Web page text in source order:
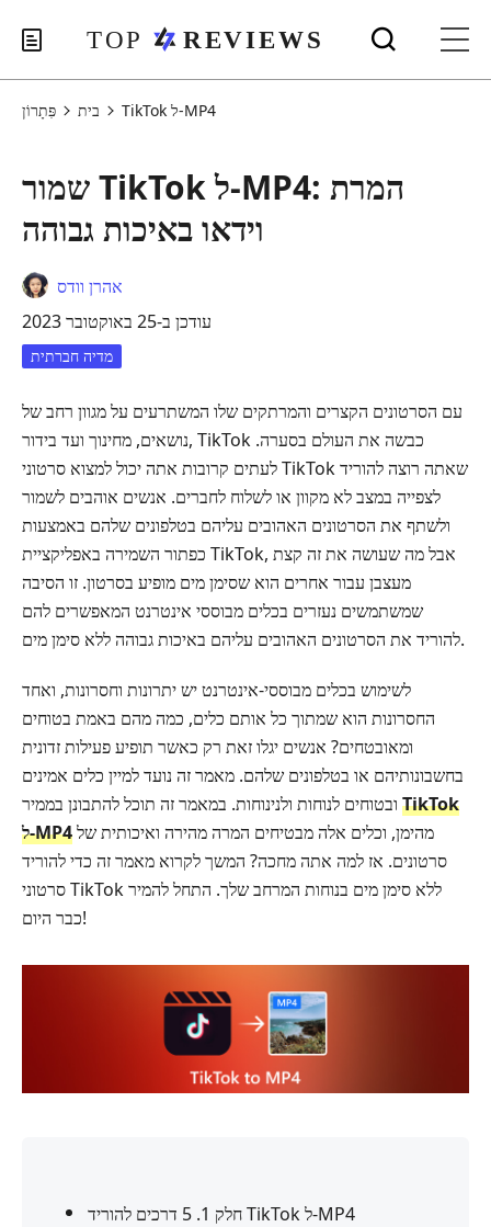
בית פִּתָרוֹן TikTok ל-MP4
שמור TikTok ל-MP4: המרת
וידאו באיכות גבוהה
אהרן וודס
עודכן ב-25 באוקטובר 2023
מדיה חברתית
עם הסרטונים הקצרים והמרתקים שלו המשתרעים על מגוון רחב של
נושאים, מחינוך ועד בידור, TikTok כבשה את העולם בסערה.
לעתים קרובות אתה יכול למצוא סרטוני TikTok שאתה רוצה להוריד
לצפייה במצב לא מקוון או לשלוח לחברים. אנשים אוהבים לשמור
ולשתף את הסרטונים האהובים עליהם בטלפונים שלהם באמצעות
כפתור השמירה באפליקציית TikTok, אבל מה שעושה את זה קצת
מעצבן עבור אחרים הוא שסימן מים מופיע בסרטון. זו הסיבה
שמשתמשים נעזרים בכלים מבוססי אינטרנט המאפשרים להם
להוריד את הסרטונים האהובים עליהם באיכות גבוהה ללא סימן מים.
לשימוש בכלים מבוססי-אינטרנט יש יתרונות וחסרונות, ואחד
החסרונות הוא שמתוך כל אותם כלים, כמה מהם באמת בטוחים
ומאובטחים? אנשים יגלו זאת רק כאשר תופיע פעילות זדונית
בחשבונותיהם או בטלפונים שלהם. מאמר זה נועד למיין כלים אמינים
TikTok
ל‑MP4
סרטונים. אז למה אתה מחכה? המשך לקרוא מאמר זה כדי להוריד
סרטוני TikTok ללא סימן מים בנוחות המרחב שלך. התחל להמיר
כבר היום!
חלק 1. 5 דרכים להוריד TikTok ל-MP4